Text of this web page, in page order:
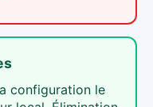
configuration le